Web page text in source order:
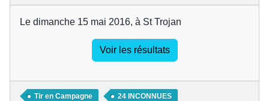
Le dimanche 15 mai 2016, à St Trojan
Voir les résultats
Tir en Campagne 24 INCONNUES